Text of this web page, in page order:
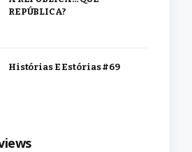
REPÚBLICA?
Histórias E Estórias #69